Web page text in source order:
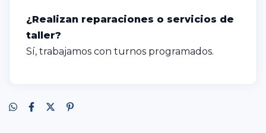
¿Realizan reparaciones o servicios de
taller?
Sí, trabajamos con turnos programados.